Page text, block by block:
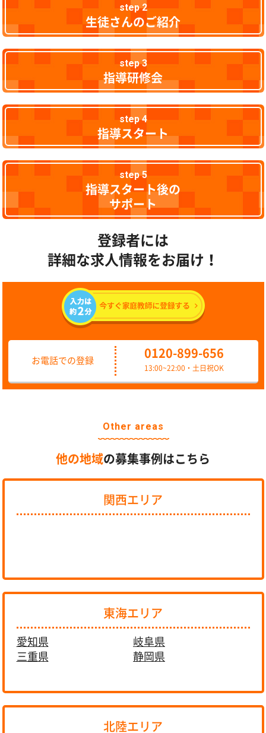
step 2
生徒さんのご紹介
step 3
指導研修会
step 4
指導スタート
step 5
指導スタート後の
サポート
登録者には
詳細な求人情報をお届け！
お電話での登録
0120-899-656
13:00~22:00・土日祝OK
Other areas
他の地域の募集事例はこちら
関西エリア
東海エリア
愛知県
岐阜県
三重県
静岡県
北陸エリア